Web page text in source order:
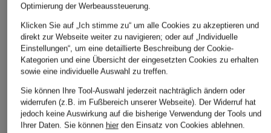
Optimierung der Werbeaussteuerung.
Klicken Sie auf „Ich stimme zu“ um alle Cookies zu akzeptieren und
direkt zur Webseite weiter zu navigieren; oder auf „Individuelle
Einstellungen“, um eine detaillierte Beschreibung der Cookie-
Kategorien und eine Übersicht der eingesetzten Cookies zu erhalten
sowie eine individuelle Auswahl zu treffen.
Sie können Ihre Tool-Auswahl jederzeit nachträglich ändern oder
widerrufen (z.B. im Fußbereich unserer Webseite). Der Widerruf hat
jedoch keine Auswirkung auf die bisherige Verwendung der Tools und
Ihrer Daten. Sie können hierden Einsatz von Cookies ablehnen.